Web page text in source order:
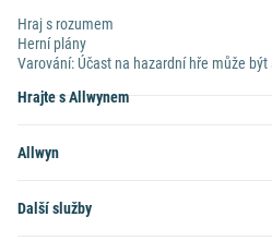
Hraj s rozumem
Herní plány
Varování: Účast na hazardní hře může být
Hrajte s Allwynem
Allwyn
Další služby